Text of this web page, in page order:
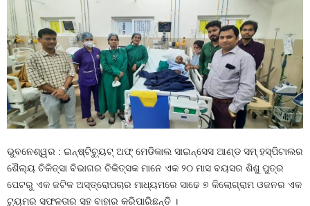
ଭୁବନେଶ୍ୱର : ଇନ୍‌ଷ୍ଟିଚ୍ୟୁଟ୍ ଅଫ୍ ମେଡିକାଲ ସାଇନ୍‌ସେସ ଆଣ୍ଡ ସମ୍ ହସ୍ପିଟାଲର
ଶୈଲ୍ୟ ଚିକିତ୍ସା ବିଭାଗର ଚିକିତ୍ସକ ମାନେ ଏକ ୨୦ ମାସ ବୟସର ଶିଶୁ ପୁତ୍ର
ପେଟରୁ ଏକ ଜଟିଳ ଅସ୍ତ୍ରୋପଚାର ମାଧ୍ୟମରେ ସାଢେ ୭ କିଲୋଗ୍ରାମ ଓଜନର ଏକ
ଟ୍ୟୁମର ସଫଳତାର ସହ ବାହାର କରିପାରିଛନ୍ତି ।